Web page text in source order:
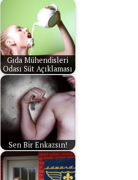
Gıda Mühendisleri
Odası Süt Açıklaması
Sen Bir Enkazsın!